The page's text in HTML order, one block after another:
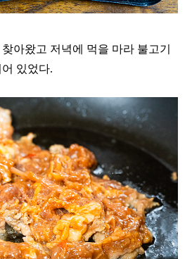
아왔고 저녁에 먹을 마라 불고기
있었다.